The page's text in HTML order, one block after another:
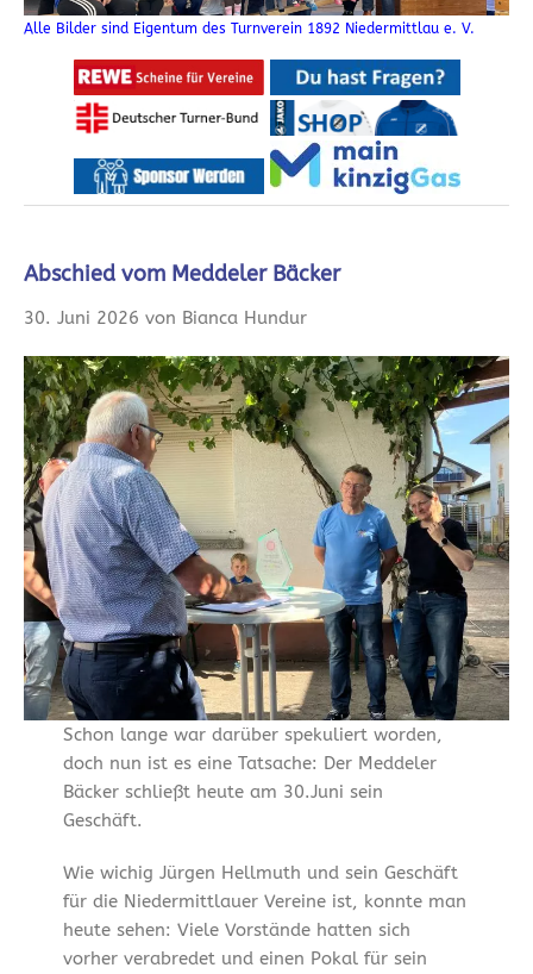
Alle Bilder sind Eigentum des Turnverein 1892 Niedermittlau e. V.
Abschied vom Meddeler Bäcker
30. Juni 2026 von Bianca Hundur
Schon lange war darüber spekuliert worden,
doch nun ist es eine Tatsache: Der Meddeler
Bäcker schließt heute am 30.Juni sein
Geschäft.
Wie wichig Jürgen Hellmuth und sein Geschäft
für die Niedermittlauer Vereine ist, konnte man
heute sehen: Viele Vorstände hatten sich
vorher verabredet und einen Pokal für sein